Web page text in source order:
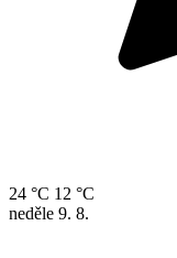
24 °C 12 °C
neděle 9. 8.